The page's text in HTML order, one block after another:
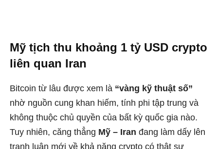
Mỹ tịch thu khoảng 1 tỷ USD crypto
liên quan Iran
Bitcoin từ lâu được xem là “vàng kỹ thuật số”
nhờ nguồn cung khan hiếm, tính phi tập trung và
không thuộc chủ quyền của bất kỳ quốc gia nào.
Tuy nhiên, căng thẳng Mỹ – Iran đang làm dấy lên
tranh luận mới về khả năng crypto có thật sự